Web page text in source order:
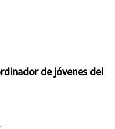
de jóvenes del
–